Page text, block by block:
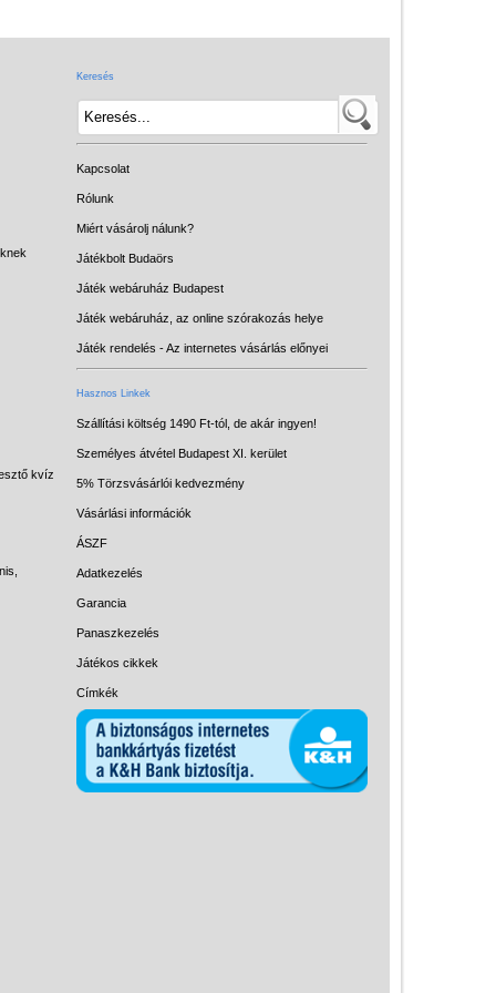
kvíz
Keresés
Kapcsolat
Rólunk
Miért vásárolj nálunk?
Játékbolt Budaörs
Játék webáruház Budapest
Játék webáruház, az online szórakozás helye
Játék rendelés - Az internetes vásárlás előnyei
Hasznos Linkek
Szállítási költség 1490 Ft-tól, de akár ingyen!
Személyes átvétel Budapest XI. kerület
5% Törzsvásárlói kedvezmény
Vásárlási információk
ÁSZF
Adatkezelés
Garancia
Panaszkezelés
Játékos cikkek
Címkék
Intelligens gyurma
Licenszes TOP
gyerekajándékok
LOGICO
LÜK
Papírszínház
Pixelhobby